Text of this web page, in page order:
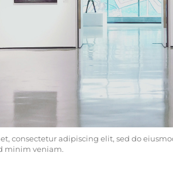
consectetur adipiscing elit, sed do
minim veniam.